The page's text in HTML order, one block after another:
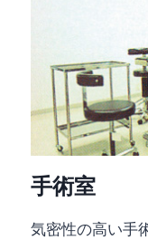
手術室
気密性の高い手